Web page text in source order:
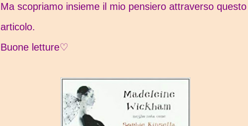
Ma scopriamo insieme il mio pensiero attraverso questo
articolo.
Buone letture♡